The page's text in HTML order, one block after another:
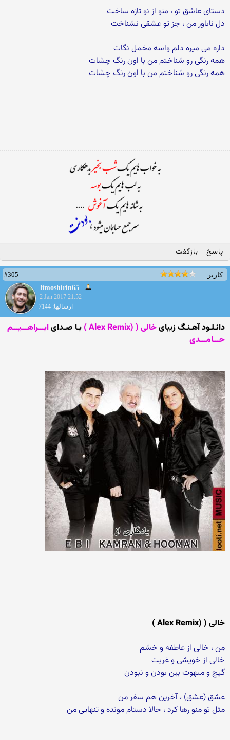
دستای عاشق تو ، منو از نو تازه ساخت
دل ناباور من ، جز تو عشقی نشناخت
داره می میره دلم واسه مخمل نگات
همه رنگی رو شناختم من با اون رنگ چشات
همه رنگی رو شناختم من با اون رنگ چشات
پاسخ بازگفت
کاربر
#305
limoshirin65
2 Jan 2017 21:52
ارسالها: 7144
دانـلـود آهـنـگ زیبایخالی ( (Alex Remix ) بـا صـدایابـــراهـــیـــم
حـــامـــدی
خالی ( (Alex Remix )
من ، خالی از عاطفه و خشم
خالی از خویشی و غربت
گیج و مبهوت بین بودن و نبودن
عشق (عشق) ، آخرین هم سفر من
مثل تو منو رها کرد ، حالا دستام مونده و تنهایی من